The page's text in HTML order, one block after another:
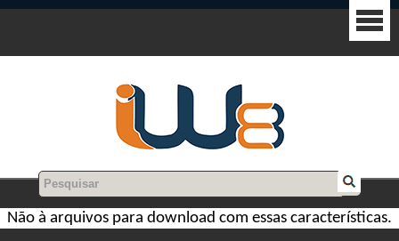
Não à arquivos para download com essas características.